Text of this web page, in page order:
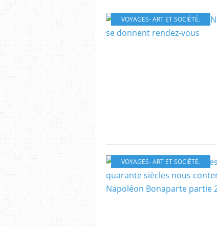
VOYAGES- ART ET SOCIÉTÉ.
VOYAGES- ART ET SOCIÉTÉ.